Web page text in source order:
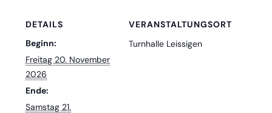
DETAILS
Beginn:
Freitag 20. November
2026
Ende:
Samstag 21.
VERANSTALTUNGSORT
Turnhalle Leissigen